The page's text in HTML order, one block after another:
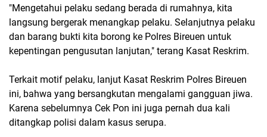
"Mengetahui pelaku sedang berada di rumahnya, kita
langsung bergerak menangkap pelaku. Selanjutnya pelaku
dan barang bukti kita borong ke Polres Bireuen untuk
kepentingan pengusutan lanjutan," terang Kasat Reskrim.
Terkait motif pelaku, lanjut Kasat Reskrim Polres Bireuen
ini, bahwa yang bersangkutan mengalami gangguan jiwa.
Karena sebelumnya Cek Pon ini juga pernah dua kali
ditangkap polisi dalam kasus serupa.